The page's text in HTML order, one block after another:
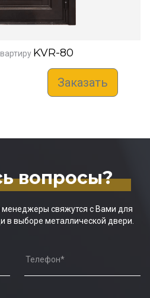
KVR-80
Заказать
вопросы?
свяжутся с Вами для
в выборе металлической двери.